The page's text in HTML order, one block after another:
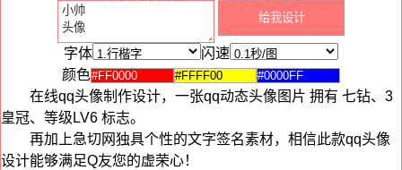
字体
闪速
颜色
在线qq头像制作设计，一张qq动态头像图片 拥有 七钻、3
皇冠、等级LV6 标志。
再加上急切网独具个性的文字签名素材，相信此款qq头像
设计能够满足Q友您的虚荣心！